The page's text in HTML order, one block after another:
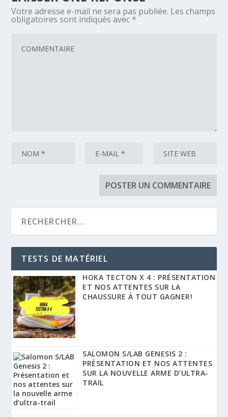
Votre adresse e-mail ne sera pas publiée. Les champs
obligatoires sont indiqués avec *
TESTS DE MATÉRIEL
HOKA TECTON X 4 : PRÉSENTATION
ET NOS ATTENTES SUR LA
CHAUSSURE À TOUT GAGNER!
SALOMON S/LAB GENESIS 2 :
PRÉSENTATION ET NOS ATTENTES
SUR LA NOUVELLE ARME D’ULTRA-
TRAIL